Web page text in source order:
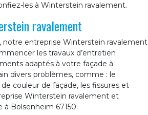
les à Winterstein ravalement.
ravalement
notre entreprise Winterstein ravalement
les travaux d’entretien
adaptés à votre façade à
divers problèmes, comme : le
couleur de façade, les fissures et
Winterstein ravalement et
à Bolsenheim 67150.